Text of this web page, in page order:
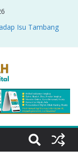
Isu Tambang
PADA TAFSIR
“Ketika
Menjadi